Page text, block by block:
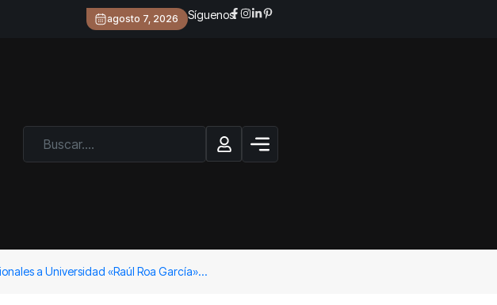
agosto 7, 2026 Síguenos:
a Universidad «Raúl Roa García»…